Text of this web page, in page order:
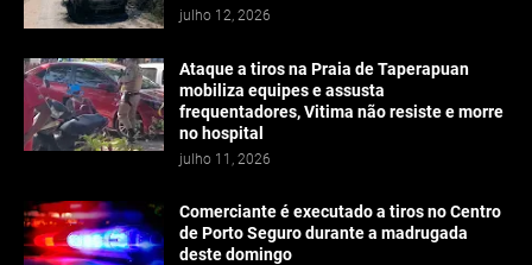
julho 12, 2026
Ataque a tiros na Praia de Taperapuan
mobiliza equipes e assusta
frequentadores, Vitima não resiste e morre
no hospital
julho 11, 2026
Comerciante é executado a tiros no Centro
de Porto Seguro durante a madrugada
deste domingo